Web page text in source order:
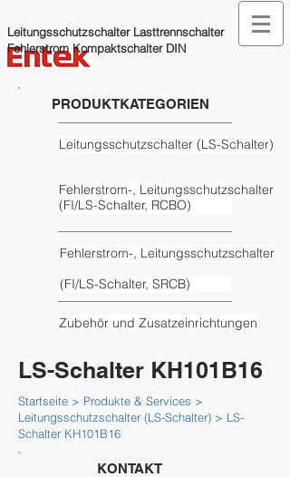
Leitungsschutzschalter Lasttrennschalter
Fehlerstrom Kompaktschalter DIN
PRODUKTKATEGORIEN
Leitungsschutzschalter (LS-­Schal­ter)
Feh­ler­strom-, Lei­tungs­schutz­schal­ter
(FI/LS-Schalter, RCBO)
Feh­ler­strom-, Lei­tungs­schutz­schal­ter
(FI/LS-Schalter, SRCB)
Zubehör und Zusatz­ein­rich­tungen
LS-Schalter KH101B16
Startseite > Produkte & Services >
Leitungsschutzschalter (LS-­Schal­ter) > LS-
Schalter KH101B16
KONTAKT